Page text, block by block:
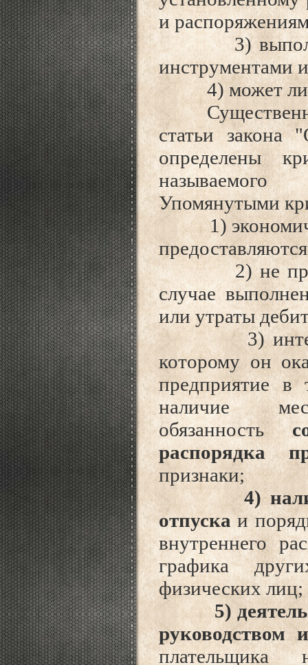
и
3) выполняет
инструментами
4) может ли
Существенно
статьи закона
определены
называемого
Упомянутыми
1)
2) не
случае
или утраты
3)
которому он
предприятие в
наличие
обязанность
распорядка
признаки;
4) наличие
отпускаи
внутреннего
графика
физических лиц;
5)
руководством